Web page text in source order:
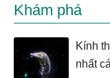
Khám phá
Kính
nhất